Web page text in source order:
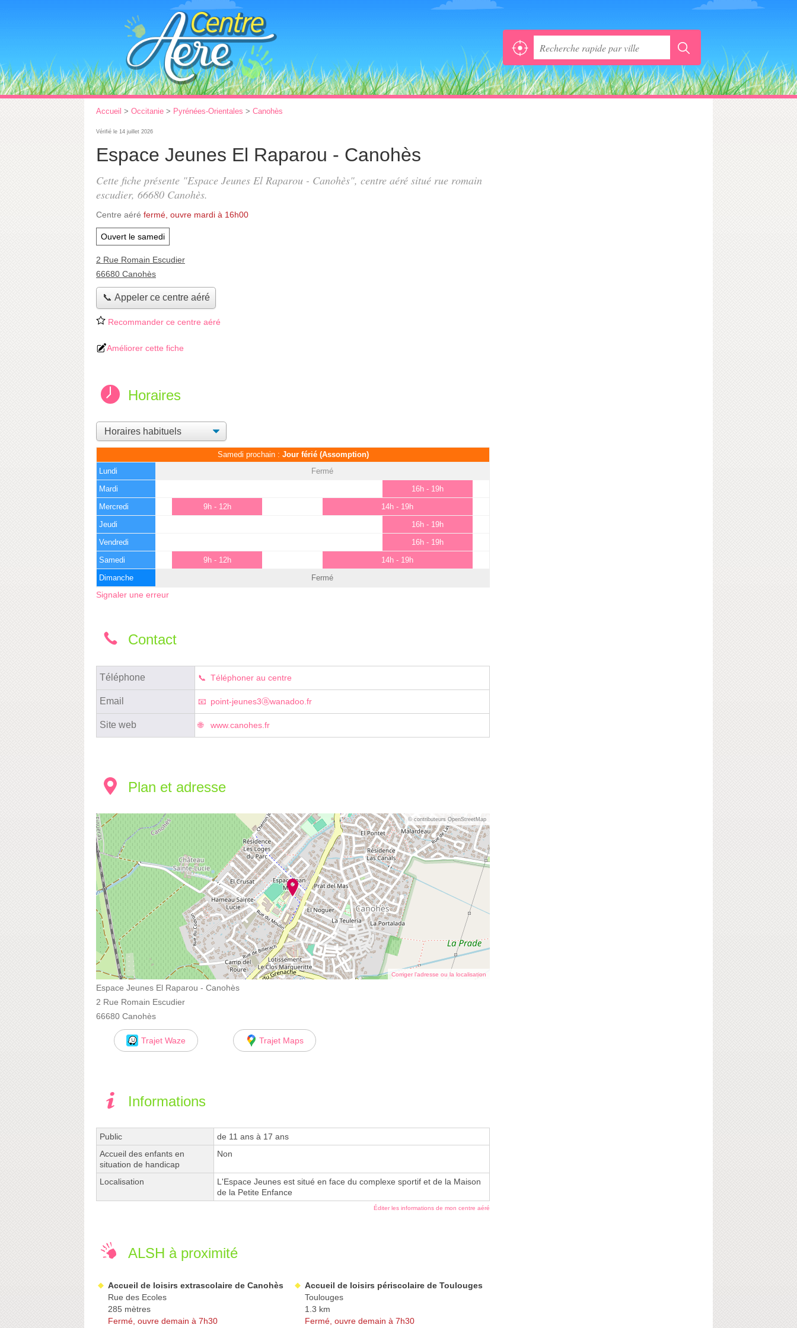
Accueil > Occitanie > Pyrénées-Orientales > Canohès
Vérifié le 14 juillet 2026
Espace Jeunes El Raparou - Canohès
Cette fiche présente "Espace Jeunes El Raparou - Canohès", centre aéré situé rue romain
escudier, 66680 Canohès.
Centre aéré fermé, ouvre mardi à 16h00
Ouvert le samedi
2 Rue Romain Escudier
66680 Canohès
📞 Appeler ce centre aéré
Recommander ce centre aéré
Améliorer cette fiche
Horaires
Samedi prochain : Jour férié (Assomption)
Lundi
Fermé
Mardi 16h - 19h
Mercredi 9h - 12h 14h - 19h
Jeudi 16h - 19h
Vendredi 16h - 19h
Samedi 9h - 12h 14h - 19h
Dimanche Fermé
Signaler une erreur
Contact
Téléphone Téléphoner au centre
Email point-jeunes3ⓐwanadoo.fr
Site web www.canohes.fr
Plan et adresse
© contributeurs OpenStreetMap
Corriger l’adresse ou la localisation
Espace Jeunes El Raparou - Canohès
2 Rue Romain Escudier
66680 Canohès
Trajet Waze Trajet Maps
Informations
Public
de 11 ans à 17 ans
Accueil des enfants en
situation de handicap
Non
Localisation
L'Espace Jeunes est situé en face du complexe sportif et de la Maison
de la Petite Enfance
Éditer les informations de mon centre aéré
ALSH à proximité
Accueil de loisirs extrascolaire de Canohès
Rue des Ecoles
285 mètres
Fermé, ouvre demain à 7h30
Accueil de loisirs périscolaire de Toulouges
Toulouges
1.3 km
Fermé, ouvre demain à 7h30